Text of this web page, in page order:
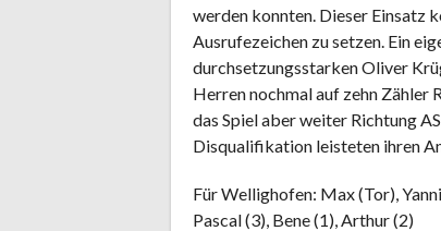
werden konnten. Dieser Einsatz
Ausrufezeichen zu setzen. Ein
durchsetzungsstarken Oliver
Herren nochmal auf zehn Zähler
das Spiel aber weiter Richtung
Disqualifikation leisteten ihren
Für Wellighofen: Max (Tor),
Pascal (3), Bene (1), Arthur (2)